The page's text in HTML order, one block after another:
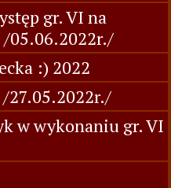
gr. VI na
05.06.2022r./
:) 2022
/27.05.2022r./
w wykonaniu gr. VI